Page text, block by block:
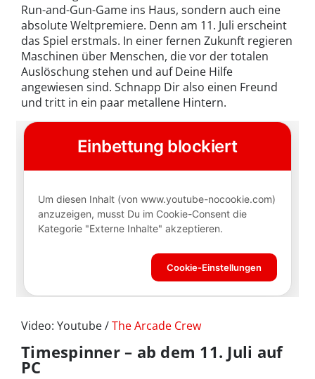
Run-and-Gun-Game ins Haus, sondern auch eine
absolute Weltpremiere. Denn am 11. Juli erscheint
das Spiel erstmals. In einer fernen Zukunft regieren
Maschinen über Menschen, die vor der totalen
Auslöschung stehen und auf Deine Hilfe
angewiesen sind. Schnapp Dir also einen Freund
und tritt in ein paar metallene Hintern.
Video: Youtube /The Arcade Crew
Timespinner – ab dem 11. Juli auf
PC